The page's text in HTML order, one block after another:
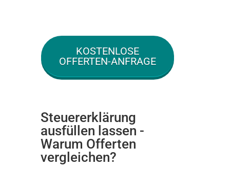
KOSTENLOSE
OFFERTEN-ANFRAGE
Steuererklärung
ausfüllen lassen -
Warum Offerten
vergleichen?